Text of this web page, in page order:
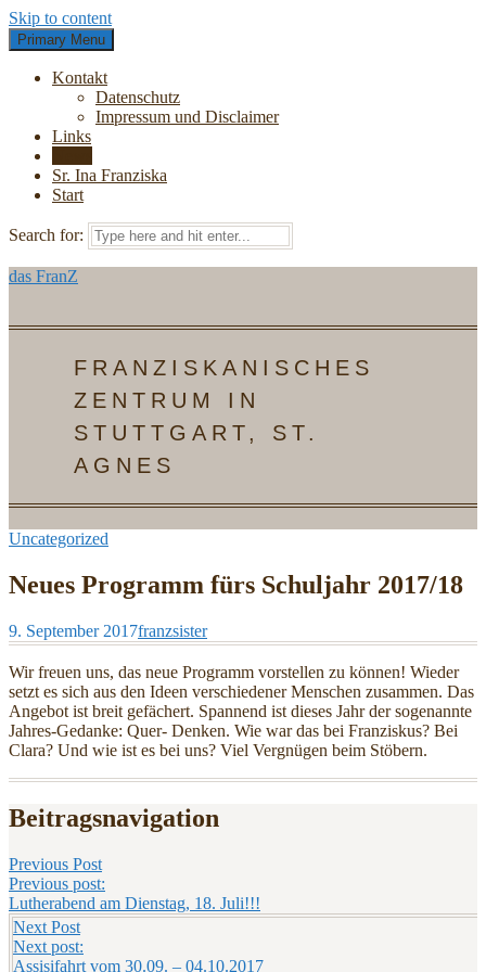
Skip to content
Primary Menu
Kontakt
Datenschutz
Impressum und Disclaimer
Links
Sr. Ina Franziska
Start
Search for:
das FranZ
FRANZISKANISCHES
ZENTRUM IN
STUTTGART, ST.
AGNES
Uncategorized
Neues Programm fürs Schuljahr 2017/18
9. September 2017franzsister
Wir freuen uns, das neue Programm vorstellen zu können! Wieder
setzt es sich aus den Ideen verschiedener Menschen zusammen. Das
Angebot ist breit gefächert. Spannend ist dieses Jahr der sogenannte
Jahres-Gedanke: Quer- Denken. Wie war das bei Franziskus? Bei
Clara? Und wie ist es bei uns? Viel Vergnügen beim Stöbern.
Beitragsnavigation
Previous Post
Previous post:
Lutherabend am Dienstag, 18. Juli!!!
Next Post
Next post:
Assisifahrt vom 30.09. – 04.10.2017